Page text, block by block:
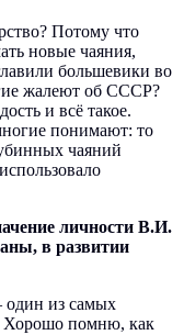
Потому что
новые чаяния,
большевики во
жалеют об СССР?
и всё такое.
понимают: то
чаяний
личности В.И.
в развитии
один из самых
Хорошо помню, как